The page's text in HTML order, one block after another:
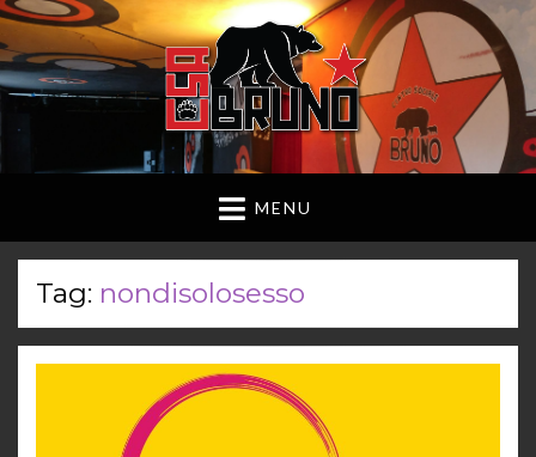
MENU
Tag: nondisolosesso